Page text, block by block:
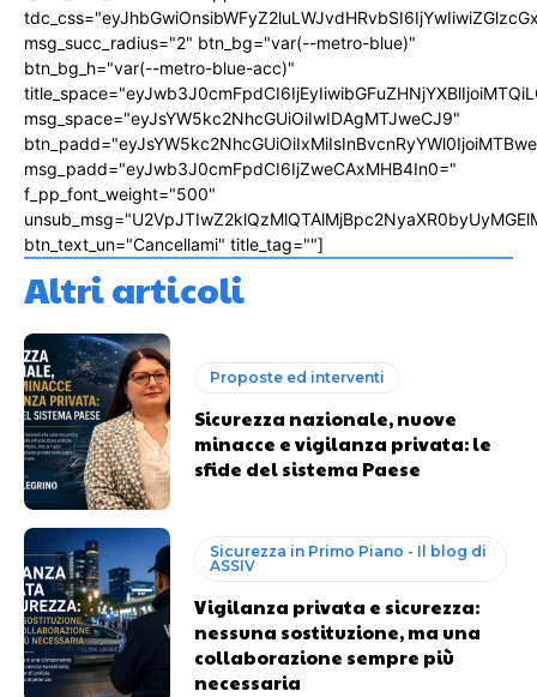
msg_succ_radius="2" btn_bg="var(--metro-blue)"
btn_bg_h="var(--metro-blue-acc)"
msg_space="eyJsYW5kc2NhcGUiOiIwIDAgMTJweCJ9"
msg_padd="eyJwb3J0cmFpdCI6IjZweCAxMHB4In0="
f_pp_font_weight="500"
btn_text_un="Cancellami" title_tag=""]
Altri articoli
Proposte ed interventi
Sicurezza nazionale, nuove
minacce e vigilanza privata: le
sfide del sistema Paese
Sicurezza in Primo Piano - Il blog di
ASSIV
Vigilanza privata e sicurezza:
nessuna sostituzione, ma una
collaborazione sempre più
necessaria